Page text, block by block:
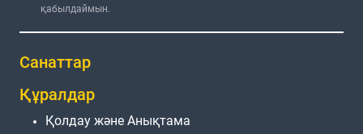
қабылдаймын.
Санаттар
Құралдар
Қолдау және Анықтама